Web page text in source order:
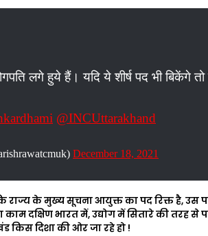
लगे हुये हैं। यदि ये शीर्ष पद भी बिकेंगे
@INCUttarakhand
December 18, 2021
कि राज्य के मुख्य सूचना आयुक्त का पद रिक्त है,
दक्षिण भारत में, उद्योग में सितारे की तरह
किस दिशा की ओर जा रहे हो !